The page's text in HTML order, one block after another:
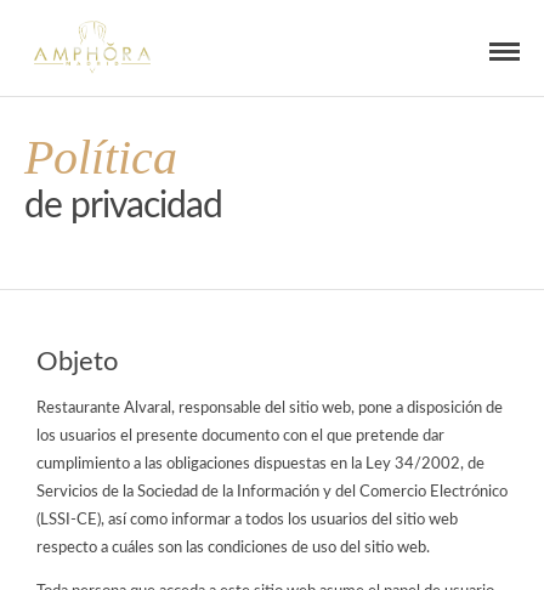
Política
de privacidad
Objeto
Restaurante Alvaral, responsable del sitio web, pone a disposición de
los usuarios el presente documento con el que pretende dar
cumplimiento a las obligaciones dispuestas en la Ley 34/2002, de
Servicios de la Sociedad de la Información y del Comercio Electrónico
(LSSI-CE), así como informar a todos los usuarios del sitio web
respecto a cuáles son las condiciones de uso del sitio web.